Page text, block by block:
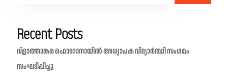
Recent Posts
വ്ളാത്താങ്കര ഫൊറോനായിൽ അധ്യാപക വിദ്യാർത്ഥി സംഗമം
സംഘടിപ്പിച്ചു